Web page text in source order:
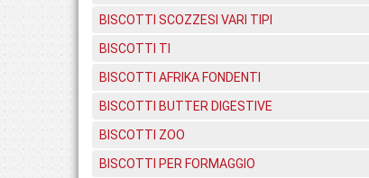
BISCOTTI SCOZZESI VARI TIPI
BISCOTTI TI
BISCOTTI AFRIKA FONDENTI
BISCOTTI BUTTER DIGESTIVE
BISCOTTI ZOO
BISCOTTI PER FORMAGGIO